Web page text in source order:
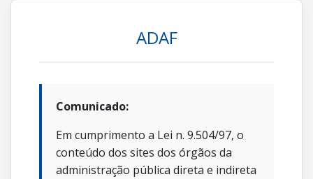
ADAF
Comunicado:
Em cumprimento a Lei n. 9.504/97, o
conteúdo dos sites dos órgãos da
administração pública direta e indireta